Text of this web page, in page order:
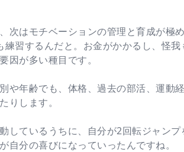
次はモチベーションの管理と育成が極
練習するんだと。お金がかかるし、怪
因が多い種目です。
や年齢でも、体格、過去の部活、運動
りします。
しているうちに、自分が2回転ジャン
自分の喜びになっていったんですね。